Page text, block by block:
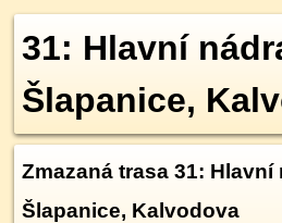
31: Hlavní
Šlapanice,
Zmazaná trasa 31:
Šlapanice, Kalvodova